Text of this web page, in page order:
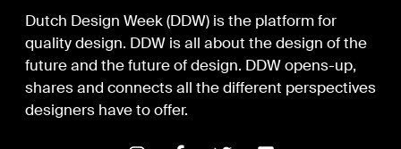
Dutch Design Week (DDW) is the platform for
quality design. DDW is all about the design of the
future and the future of design. DDW opens-up,
shares and connects all the different perspectives
designers have to offer.